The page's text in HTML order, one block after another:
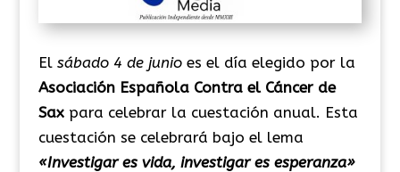
El sábado 4 de junioes el día elegido por la
Asociación Española Contra el Cáncer de
Saxpara celebrar la cuestación anual. Esta
cuestación se celebrará bajo el lema
«Investigar es vida, investigar es esperanza»